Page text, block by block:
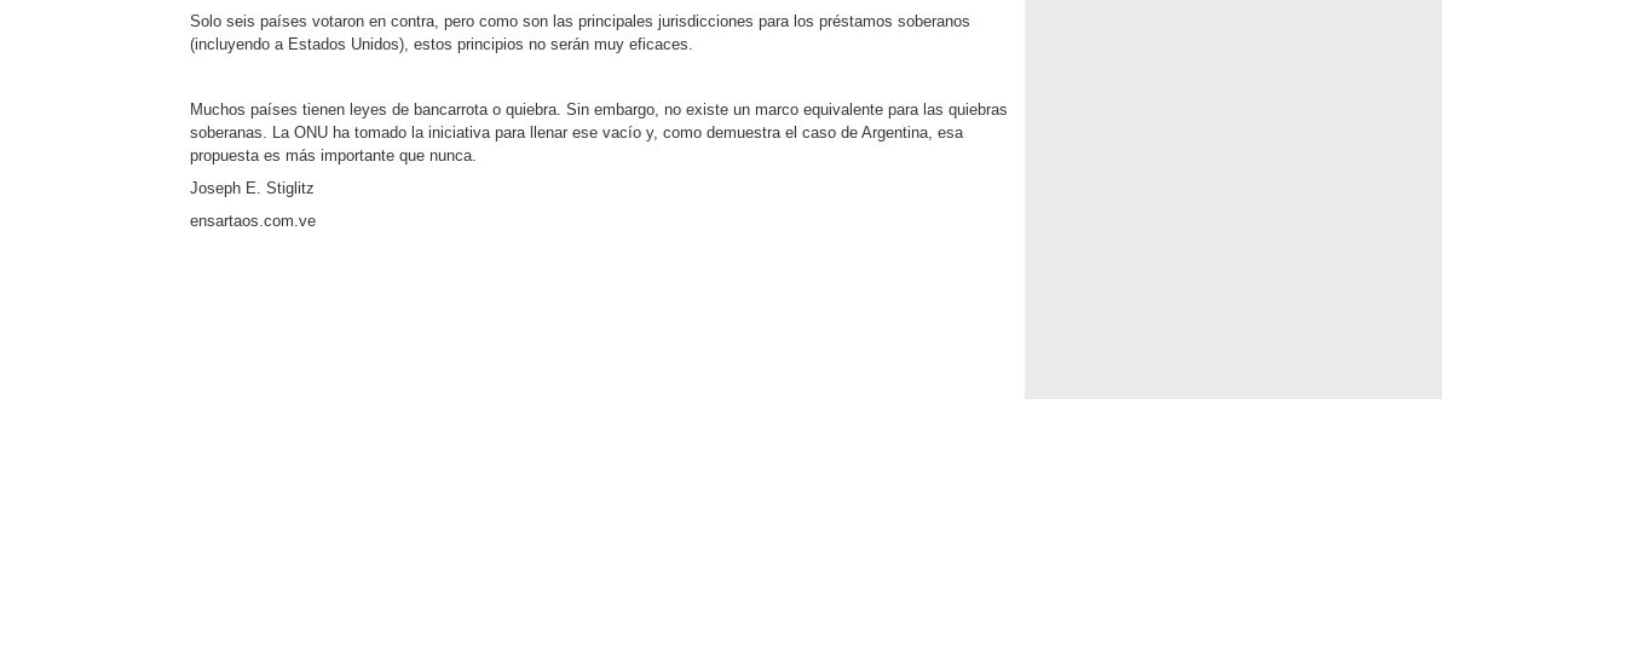
Solo seis países votaron en contra, pero como son las principales jurisdicciones para los préstamos soberanos
(incluyendo a Estados Unidos), estos principios no serán muy eficaces.
Muchos países tienen leyes de bancarrota o quiebra. Sin embargo, no existe un marco equivalente para las quiebras
soberanas. La ONU ha tomado la iniciativa para llenar ese vacío y, como demuestra el caso de Argentina, esa
propuesta es más importante que nunca.
Joseph E. Stiglitz
ensartaos.com.ve